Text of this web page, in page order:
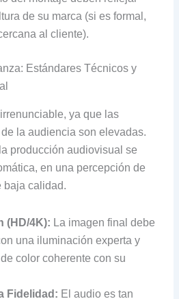
de su marca (si es formal,
al cliente).
Estándares Técnicos y
ya que las
la audiencia son elevadas.
producción audiovisual se
en una percepción de
baja calidad.
(HD/4K): La imagen final debe
una iluminación experta y
color coherente con su
Fidelidad: El audio es tan